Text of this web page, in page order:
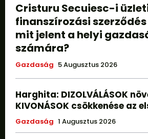
Cristuru Secuiesc-i
finanszírozási
mit jelent a helyi
számára?
Gazdaság 5 Augusztus 2026
Harghita: DIZOLVÁLÁSOK
KIVONÁSOK csökkenése az
Gazdaság 1 Augusztus 2026